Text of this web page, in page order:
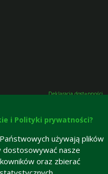
Deklaracja dostępności
i Polityki prywatności?
używają plików
dostosowywać nasze
oraz zbierać